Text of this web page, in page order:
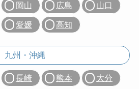
岡山 広島 山口
愛媛 高知
九州・沖縄
長崎 熊本 大分